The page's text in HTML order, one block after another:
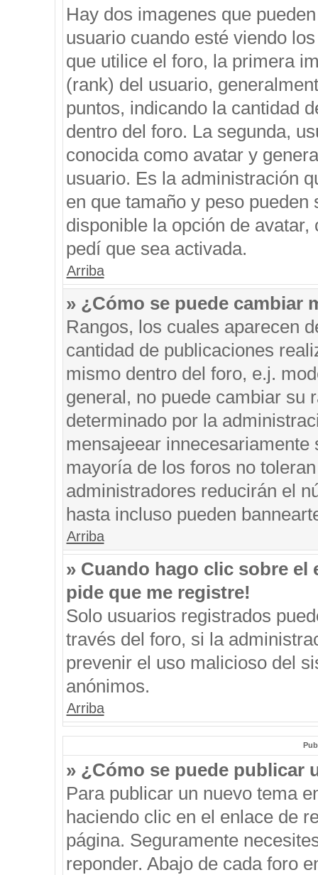
Hay dos imagenes que
usuario cuando esté viendo
que utilice el foro, la primera
(rank) del usuario,
puntos, indicando la cantidad
dentro del foro. La segunda,
conocida como avatar y
usuario. Es la administración
en que tamaño y peso
disponible la opción de
pedí que sea activada.
Arriba
» ¿Cómo se puede cambiar
Rangos, los cuales aparecen
cantidad de publicaciones
mismo dentro del foro, e.j.
general, no puede cambiar su
determinado por la
mensajeear
mayoría de los foros no
administradores reducirán el
hasta incluso pueden
Arriba
» Cuando hago clic sobre el
pide que me registre!
Solo usuarios registrados
través del foro, si la
prevenir el uso malicioso del
anónimos.
Arriba
» ¿Cómo se puede publicar
Para publicar un nuevo tema
haciendo clic en el enlace de
página. Seguramente
reponder. Abajo de cada foro